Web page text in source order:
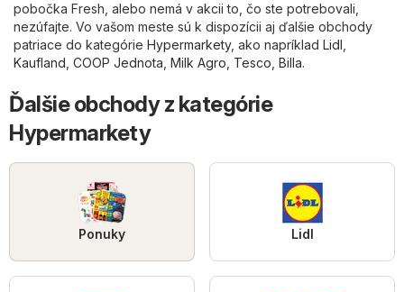
pobočka Fresh, alebo nemá v akcii to, čo ste potrebovali,
nezúfajte. Vo vašom meste sú k dispozícii aj ďalšie obchody
patriace do kategórie Hypermarkety, ako napríklad Lidl
Kaufland COOP Jednota Milk Agro Tesco Billa.
Ďalšie obchody z kategórie
Hypermarkety
Ponuky Lidl